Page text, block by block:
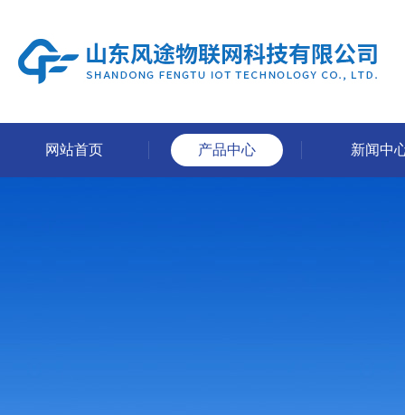
网站首页 产品中心 新闻中